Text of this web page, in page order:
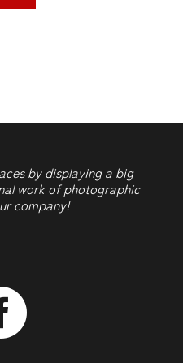
by displaying a big
work of photographic
company!